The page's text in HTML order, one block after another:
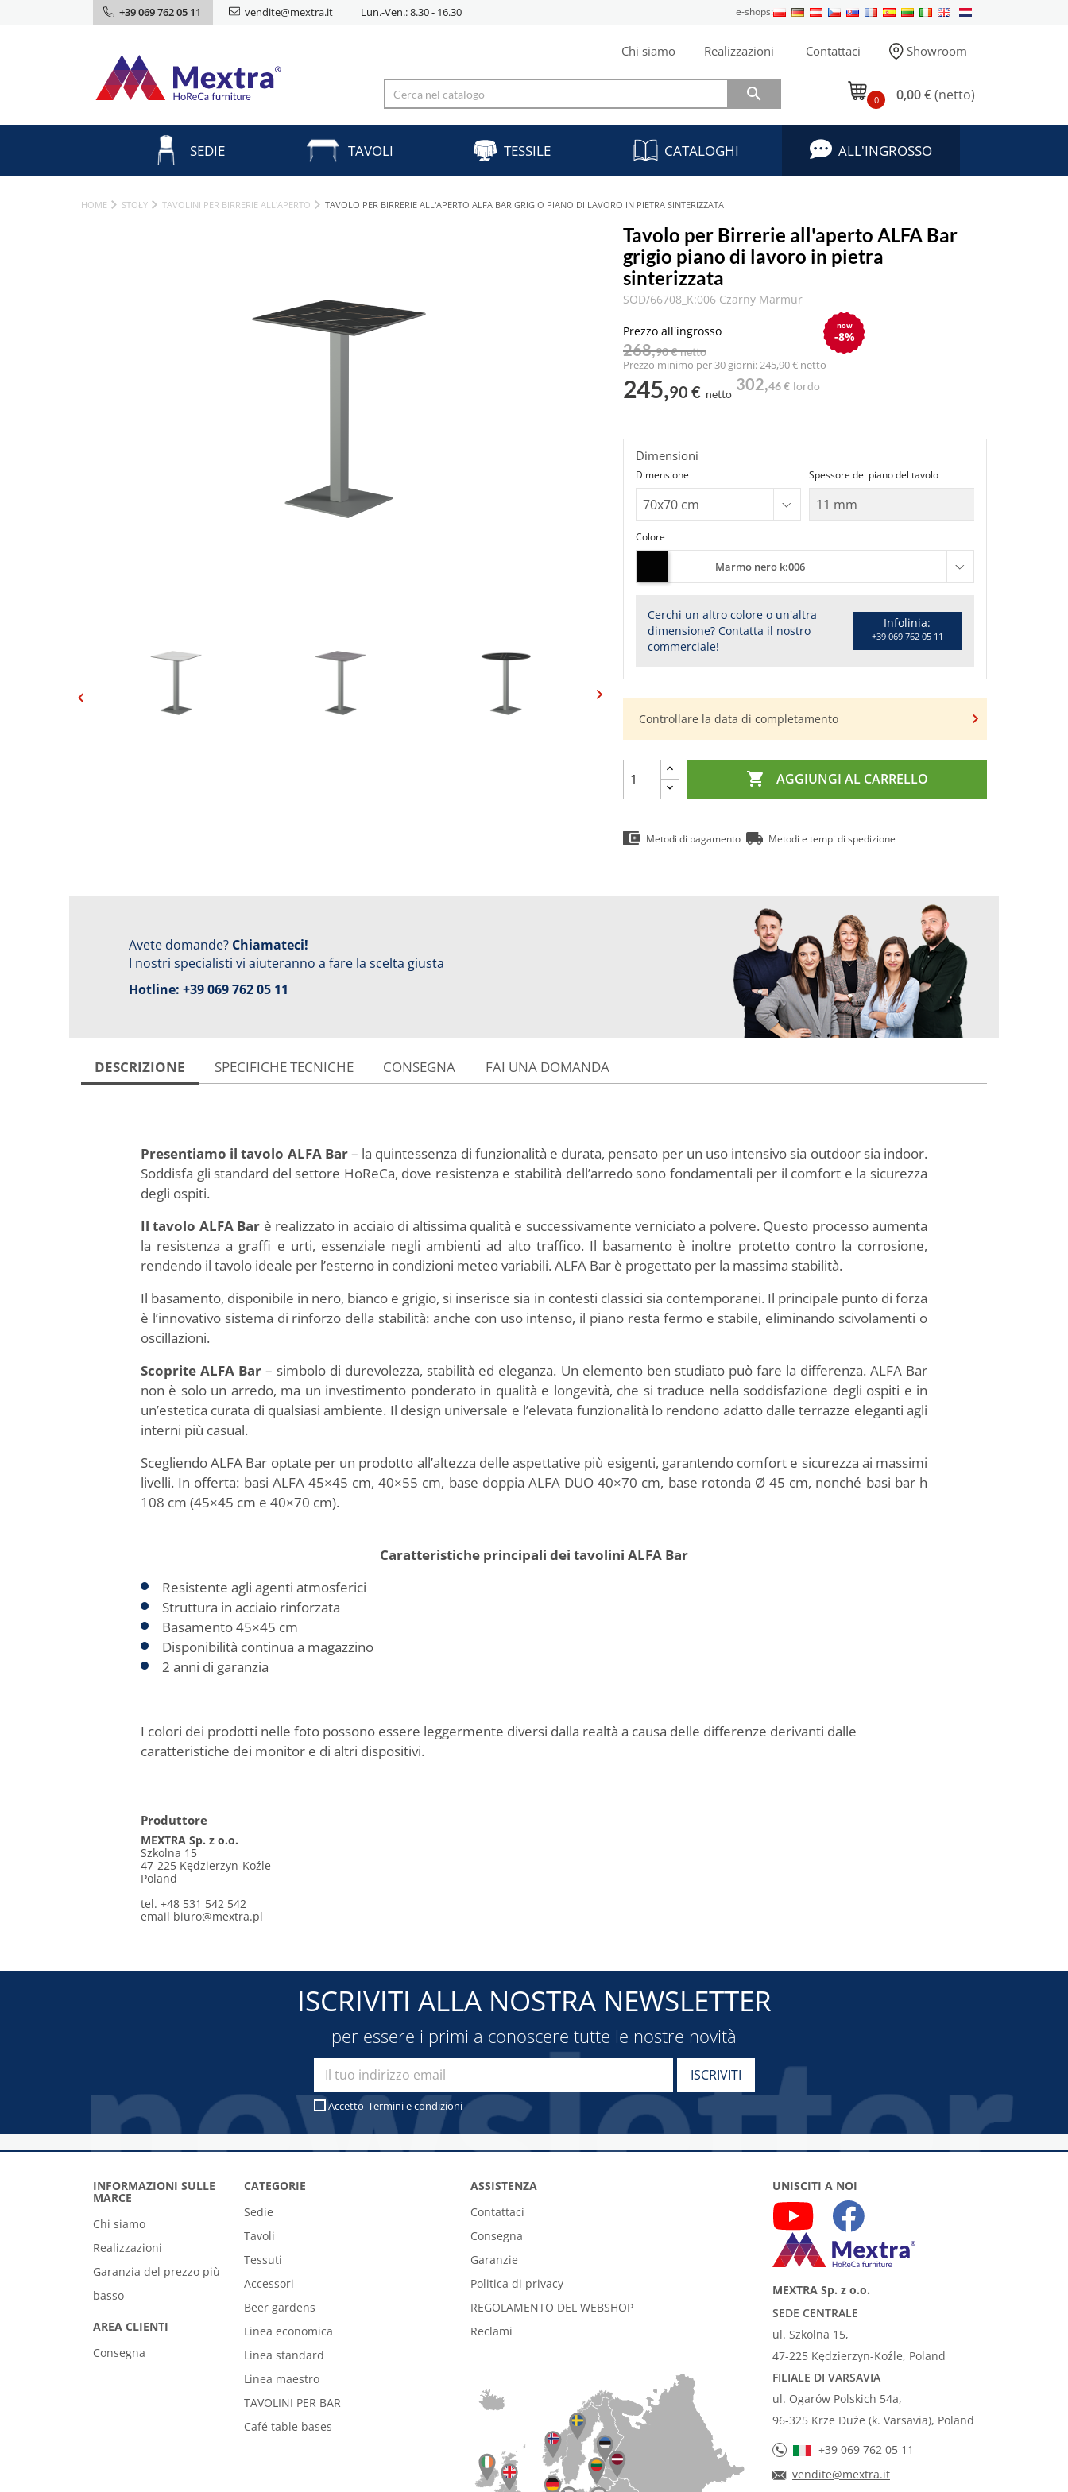
+39 069 762 05 11 vendite@mextra.it Lun.-Ven.: 8.30 - 16.30 e-shops:
Chi siamo Realizzazioni Contattaci Showroom
 0 0,00 €(netto)
SEDIE TAVOLI TESSILE CATALOGHI ALL'INGROSSO
HOME STOŁY TAVOLINI PER BIRRERIE ALL'APERTO TAVOLO PER BIRRERIE ALL'APERTO ALFA BAR GRIGIO PIANO DI LAVORO IN PIETRA SINTERIZZATA
Tavolo per Birrerie all'aperto ALFA Bar
grigio piano di lavoro in pietra
sinterizzata
SOD/66708_K:006 Czarny Marmur
Prezzo all'ingrosso
268,90 € netto
now
-8%
Prezzo minimo per 30 giorni: 245,90 € netto
245,90 € netto
302,46 € lordo
Colore
Marmo nero k:006
Cerchi un altro colore o un'altra
dimensione? Contatta il nostro
commerciale!
Infolinia:
+39 069 762 05 11
Dimensione Spessore del piano del tavolo
Dimensioni
Controllare la data di completamento
 AGGIUNGI AL CARRELLO
Metodi di pagamento Metodi e tempi di spedizione
Avete domande? Chiamateci!
I nostri specialisti vi aiuteranno a fare la scelta giusta
Hotline: +39 069 762 05 11
DESCRIZIONE SPECIFICHE TECNICHE CONSEGNA FAI UNA DOMANDA
Presentiamo il tavolo ALFA Bar– la quintessenza di funzionalità e durata, pensato per un uso intensivo sia outdoor sia indoor.
Soddisfa gli standard del settore HoReCa, dove resistenza e stabilità dell’arredo sono fondamentali per il comfort e la sicurezza
degli ospiti.
Il tavolo ALFA Bar è realizzato in acciaio di altissima qualità e successivamente verniciato a polvere. Questo processo aumenta
la resistenza a graffi e urti, essenziale negli ambienti ad alto traffico. Il basamento è inoltre protetto contro la corrosione,
rendendo il tavolo ideale per l’esterno in condizioni meteo variabili. ALFA Bar è progettato per la massima stabilità.
Il basamento, disponibile in nero, bianco e grigio, si inserisce sia in contesti classici sia contemporanei. Il principale punto di forza
è l’innovativo sistema di rinforzo della stabilità: anche con uso intenso, il piano resta fermo e stabile, eliminando scivolamenti o
oscillazioni.
Scoprite ALFA Bar – simbolo di durevolezza, stabilità ed eleganza. Un elemento ben studiato può fare la differenza. ALFA Bar
non è solo un arredo, ma un investimento ponderato in qualità e longevità, che si traduce nella soddisfazione degli ospiti e in
un’estetica curata di qualsiasi ambiente. Il design universale e l’elevata funzionalità lo rendono adatto dalle terrazze eleganti agli
interni più casual.
Scegliendo ALFA Bar optate per un prodotto all’altezza delle aspettative più esigenti, garantendo comfort e sicurezza ai massimi
livelli. In offerta: basi ALFA 45×45 cm, 40×55 cm, base doppia ALFA DUO 40×70 cm, base rotonda Ø 45 cm, nonché basi bar h
108 cm (45×45 cm e 40×70 cm).
Caratteristiche principali dei tavolini ALFA Bar
Resistente agli agenti atmosferici
Struttura in acciaio rinforzata
Basamento 45×45 cm
Disponibilità continua a magazzino
2 anni di garanzia
I colori dei prodotti nelle foto possono essere leggermente diversi dalla realtà a causa delle differenze derivanti dalle
caratteristiche dei monitor e di altri dispositivi.
Produttore
MEXTRA Sp. z o.o.
Szkolna 15
47-225 Kędzierzyn-Koźle
Poland
tel. +48 531 542 542
email biuro@mextra.pl
ISCRIVITI ALLA NOSTRA NEWSLETTER
per essere i primi a conoscere tutte le nostre novità
Accetto Termini e condizioni
INFORMAZIONI SULLE
MARCE
Chi siamo
Realizzazioni
Garanzia del prezzo più
basso
AREA CLIENTI
Consegna
CATEGORIE
Sedie
Tavoli
Tessuti
Accessori
Beer gardens
Linea economica
Linea standard
Linea maestro
TAVOLINI PER BAR
Café table bases
ASSISTENZA
Contattaci
Consegna
Garanzie
Politica di privacy
REGOLAMENTO DEL WEBSHOP
Reclami
UNISCITI A NOI
MEXTRA Sp. z o.o.
SEDE CENTRALE
ul. Szkolna 15,
47-225 Kędzierzyn-Koźle, Poland
FILIALE DI VARSAVIA
ul. Ogarów Polskich 54a,
96-325 Krze Duże (k. Varsavia), Poland
+39 069 762 05 11
vendite@mextra.it